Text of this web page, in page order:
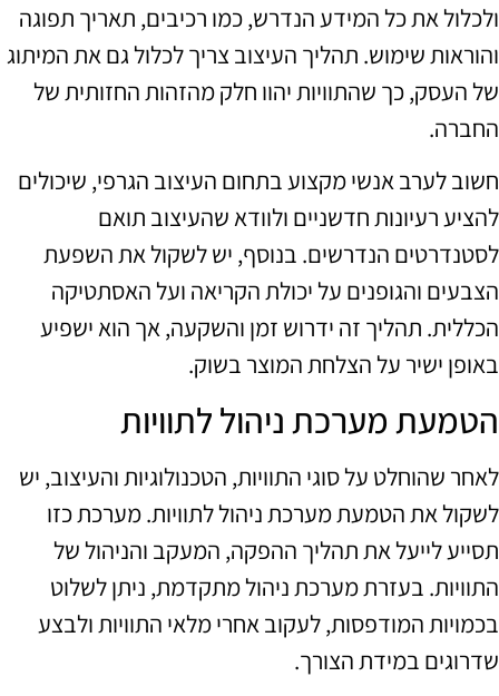
ולכלול את כל המידע הנדרש, כמו רכיבים, תאריך תפוגה
והוראות שימוש. תהליך העיצוב צריך לכלול גם את המיתוג
של העסק, כך שהתוויות יהוו חלק מהזהות החזותית של
החברה.
חשוב לערב אנשי מקצוע בתחום העיצוב הגרפי, שיכולים
להציע רעיונות חדשניים ולוודא שהעיצוב תואם
לסטנדרטים הנדרשים. בנוסף, יש לשקול את השפעת
הצבעים והגופנים על יכולת הקריאה ועל האסתטיקה
הכללית. תהליך זה ידרוש זמן והשקעה, אך הוא ישפיע
באופן ישיר על הצלחת המוצר בשוק.
הטמעת מערכת ניהול לתוויות
לאחר שהוחלט על סוגי התוויות, הטכנולוגיות והעיצוב, יש
לשקול את הטמעת מערכת ניהול לתוויות. מערכת כזו
תסייע לייעל את תהליך ההפקה, המעקב והניהול של
התוויות. בעזרת מערכת ניהול מתקדמת, ניתן לשלוט
בכמויות המודפסות, לעקוב אחרי מלאי התוויות ולבצע
שדרוגים במידת הצורך.